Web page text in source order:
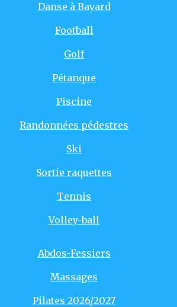
Danse à Bayard
Football
Golf
Pétanque
Piscine
Randonnées pédestres
Ski
Sortie raquettes
Tennis
Volley-ball
Abdos-Fessiers
Massages
Pilates 2026/2027